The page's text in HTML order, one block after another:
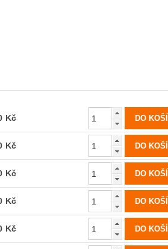
Kč
Kč
Kč
Kč
Kč